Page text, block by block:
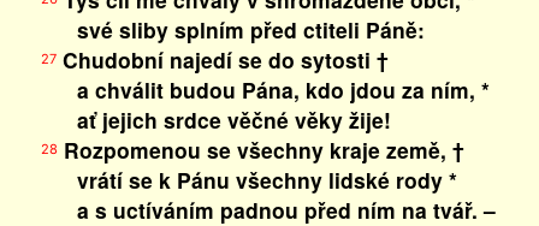
své sliby splním před ctiteli Páně:
27Chudobní najedí se do sytosti †
a chválit budou Pána, kdo jdou za ním, *
ať jejich srdce věčné věky žije!
28 Rozpomenou se všechny kraje země, †
vrátí se k Pánu všechny lidské rody *
a s uctíváním padnou před ním na tvář. –